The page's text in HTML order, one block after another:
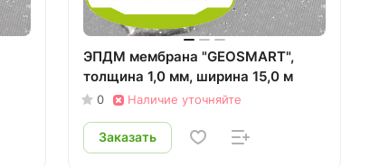
ЭПДМ мембрана "GEOSMART",
толщина 1,0 мм, ширина 15,0 м
0 Наличие уточняйте
Заказать